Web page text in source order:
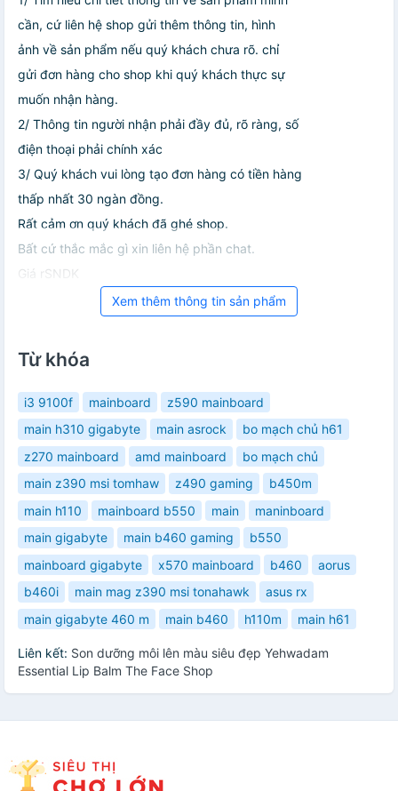
cần, cứ liên hệ shop gửi thêm thông tin, hình
ảnh về sản phẩm nếu quý khách chưa rõ. chỉ
gửi đơn hàng cho shop khi quý khách thực sự
muốn nhận hàng.
2/ Thông tin người nhận phải đầy đủ, rõ ràng, số
điện thoại phải chính xác
3/ Quý khách vui lòng tạo đơn hàng có tiền hàng
thấp nhất 30 ngàn đồng.
Rất cảm ơn quý khách đã ghé shop.
Bất cứ thắc mắc gì xin liên hệ phần chat.
Giá rSNDK
Xem thêm thông tin sản phẩm
Từ khóa
i3 9100f mainboard
z590 mainboard
main h310 gigabyte
main asrock
bo mạch chủ h61
z270 mainboard
amd mainboard
bo mạch chủ
main z390 msi tomhaw
z490 gaming
b450m
main h110
mainboard b550 main
maninboard
main gigabyte
main b460 gaming
b550
mainboard gigabyte
x570 mainboard b460
aorus
b460i
main mag z390 msi tonahawk
asus rx
main gigabyte 460 m
main b460 h110m main h61
Liên kết: Son dưỡng môi lên màu siêu đẹp Yehwadam
Essential Lip Balm The Face Shop